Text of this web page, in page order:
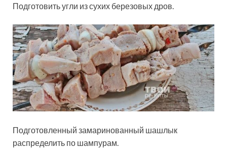
Подготовить угли из сухих березовых дров.
Подготовленный замаринованный шашлык
распределить по шампурам.